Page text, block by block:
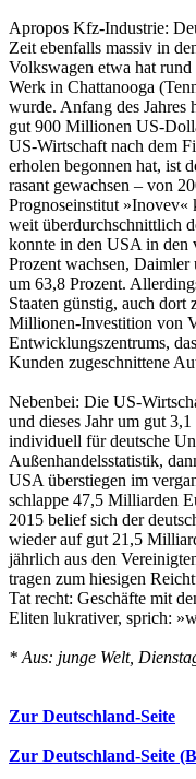
Apropos Kfz-Industrie:
Zeit ebenfalls massiv in
Volkswagen etwa hat
Werk in Chattanooga
wurde. Anfang des Jahres
gut 900 Millionen US-
US-Wirtschaft nach dem
erholen begonnen hat, ist
rasant gewachsen – von
Prognoseinstitut »Inovev«
weit überdurchschnittlich
konnte in den USA in den
Prozent wachsen,
um 63,8 Prozent.
Staaten günstig, auch
Millionen-Investition von
Entwicklungszentrums,
Kunden zugeschnittene
Nebenbei: Die US-
und dieses Jahr um gut
individuell für deutsche
Außenhandelsstatistik,
USA überstiegen im
schlappe 47,5 Milliarden
2015 belief sich der
wieder auf gut 21,5
jährlich aus den
tragen zum hiesigen
Tat recht: Geschäfte mit
Eliten lukrativer, sprich:
* Aus: junge Welt,
Zur Deutschland-Seite
Zur Deutschland-Seite